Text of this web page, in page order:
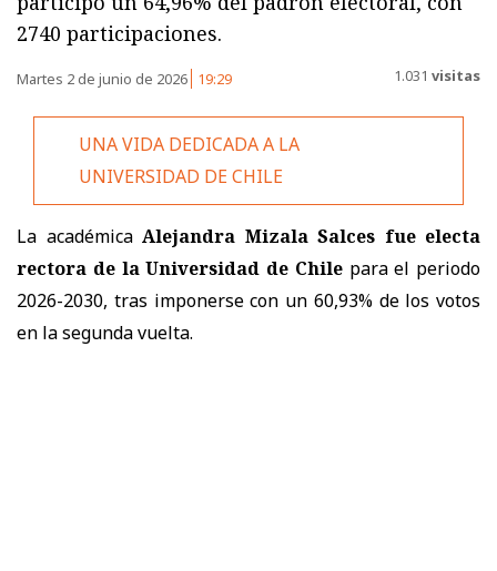
2740 participaciones.
Martes 2 de junio de 2026 19:29 1.031 visitas
UNA VIDA DEDICADA A LA
UNIVERSIDAD DE CHILE
La académica Alejandra Mizala Salces fue electa
rectora de la Universidad de Chilepara el periodo
2026-2030, tras imponerse con un 60,93% de los votos
en la segunda vuelta.